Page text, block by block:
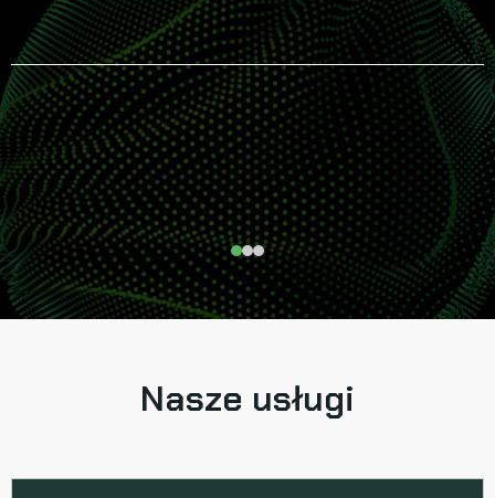
KNOW HOW:
Rozwiniemy
Twoją strategię
Nasze usługi